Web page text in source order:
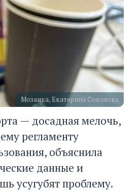
Мозаика, Екатерина Соколова
— досадная мелочь,
регламенту
объяснила
данные и
усугубят проблему.